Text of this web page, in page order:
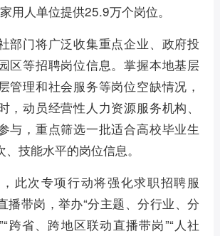
用人单位提供25.9万个岗位。
部门将广泛收集重点企业、政府投
区等招聘岗位信息。掌握本地基层
管理和社会服务等岗位空缺情况，
，动员经营性人力资源服务机构、
与，重点筛选一批适合高校毕业生
技能水平的岗位信息。
此次专项行动将强化求职招聘服
播带岗，举办“分主题、分行业、分
跨省、跨地区联动直播带岗”“人社